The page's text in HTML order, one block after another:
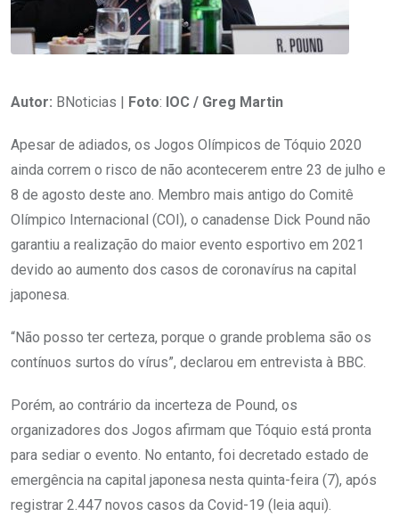
Autor: BNoticias | Foto: IOC / Greg Martin
Apesar de adiados, os Jogos Olímpicos de Tóquio 2020
ainda correm o risco de não acontecerem entre 23 de julho e
8 de agosto deste ano. Membro mais antigo do Comitê
Olímpico Internacional (COI), o canadense Dick Pound não
garantiu a realização do maior evento esportivo em 2021
devido ao aumento dos casos de coronavírus na capital
japonesa.
“Não posso ter certeza, porque o grande problema são os
contínuos surtos do vírus”, declarou em entrevista à BBC.
Porém, ao contrário da incerteza de Pound, os
organizadores dos Jogos afirmam que Tóquio está pronta
para sediar o evento. No entanto, foi decretado estado de
emergência na capital japonesa nesta quinta-feira (7), após
registrar 2.447 novos casos da Covid-19 (leia aqui).